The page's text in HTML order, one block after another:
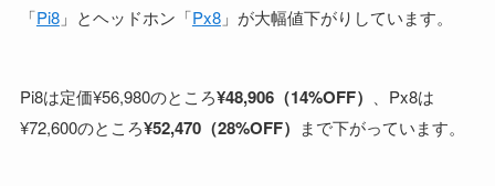
「Pi8」とヘッドホン「Px8」が大幅値下がりしています。
Pi8は定価¥56,980のところ¥48,906（14%OFF）
、Px8は
¥72,600のところ¥52,470（28%OFF） まで下がっています。